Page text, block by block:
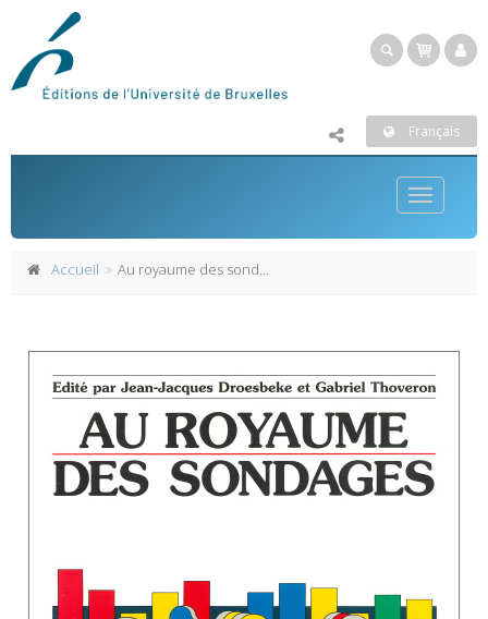
Français
Toggle
Accueil Au royaume des sondages